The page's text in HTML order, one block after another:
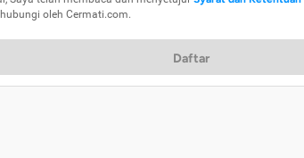
oleh Cermati.com.
Daftar